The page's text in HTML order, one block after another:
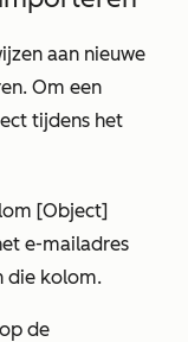
aan nieuwe
Om een
tijdens het
[Object]
e-mailadres
die kolom.
de